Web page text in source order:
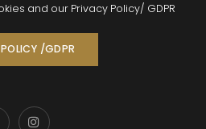
and our Privacy Policy/ GDPR
/GDPR